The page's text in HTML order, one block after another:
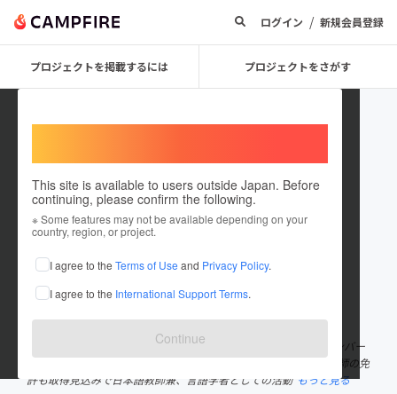
ログイン / 新規会員登録
プロジェクトを掲載するには プロジェクトをさがす
This site is available to users outside Japan. Before
continuing, please confirm the following.
※ Some features may not be available depending on your
country, region, or project.
I agree to the Terms of Use and Privacy Policy.
I agree to the International Support Terms.
Continue
Tadasuke Kawasaki
これまでに1回支援して1件のプロジェクトを投稿しています
在住国：日本 現在地：奈良県
出身国：日本 出身地：奈良県
アメリカはミネソタ州に留学後、ボランティア団体大和の初期メンバー
として活動。 現在は近畿大学国際学部で言語学を専攻。日本語教師の免
許も取得見込みで日本語教師兼、言語学者としての活動 もっと見る